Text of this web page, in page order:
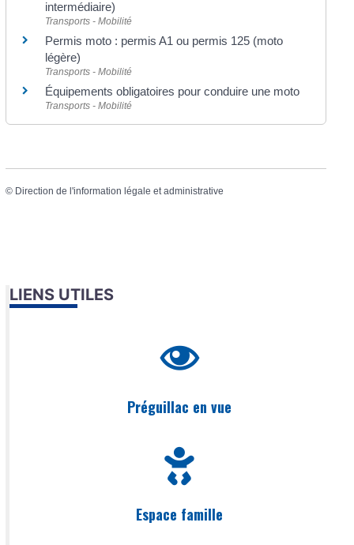
intermédiaire)
Transports - Mobilité
Permis moto : permis A1 ou permis 125 (moto
légère)
Transports - Mobilité
Équipements obligatoires pour conduire une moto
Transports - Mobilité
© Direction de l'information légale et administrative
LIENS UTILES
Préguillac en vue
Espace famille